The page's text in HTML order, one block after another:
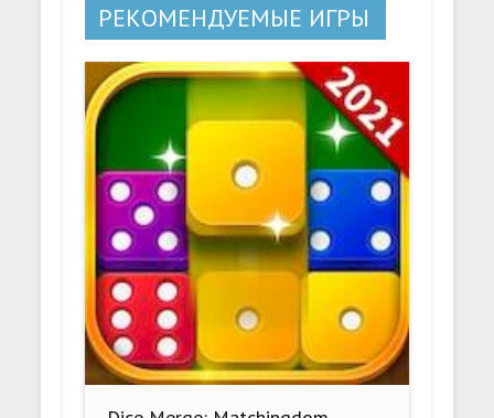
РЕКОМЕНДУЕМЫЕ ИГРЫ